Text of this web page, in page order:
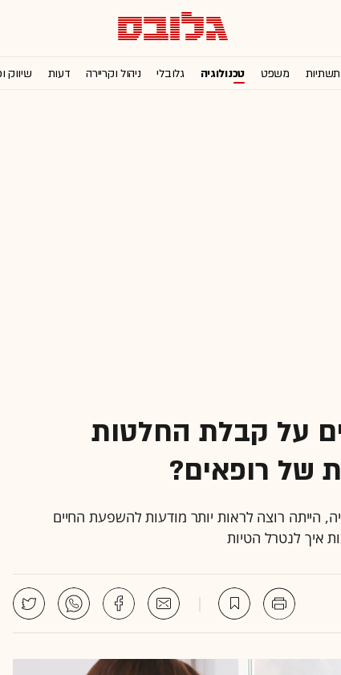
משפט טכנולוגיה גלובלי ניהול וקריירה דעות שיווק
על קבלת החלטות
של רופאים?
הייתה רוצה לראות יותר מודעות להשפעת החיים
איך לנטרל הטיות